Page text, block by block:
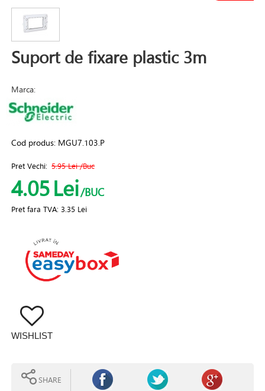
Suport de fixare plastic 3m
Marca:
Cod produs: MGU7.103.P
Pret Vechi: 5.95 Lei/Buc
4.05Lei/BUC
Pret fara TVA:3.35 Lei
WISHLIST
SHARE